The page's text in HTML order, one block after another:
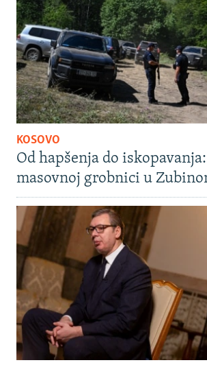
KOSOVO
Od hapšenja do
masovnoj grobnici u